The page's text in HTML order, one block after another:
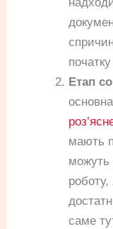
Етап
мають
можуть
саме